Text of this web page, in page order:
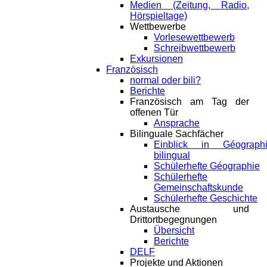
Medien (Zeitung, Radio,
Hörspieltage)
Wettbewerbe
Vorlesewettbewerb
Schreibwettbewerb
Exkursionen
Französisch
normal oder bili?
Berichte
Französisch am Tag der
offenen Tür
Ansprache
Bilinguale Sachfächer
Einblick in
bilingual
Schülerhefte Géographie
Schülerhefte
Gemeinschaftskunde
Schülerhefte Geschichte
Austausche und
Drittortbegegnungen
Übersicht
Berichte
DELF
Projekte und Aktionen